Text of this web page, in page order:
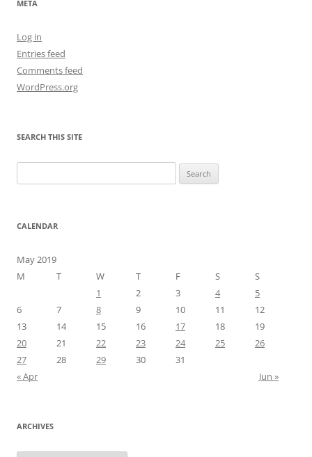
META
Log in
Entries feed
Comments feed
WordPress.org
SEARCH THIS SITE
for:
CALENDAR
May 2019
M
T W T F S
S
1
2 3 4
5
6
7 8 9 10 11
12
13
14 15 16 17 18
19
20
21 22 23 24 25
26
27
28 29 30
31
« Apr
Jun »
ARCHIVES